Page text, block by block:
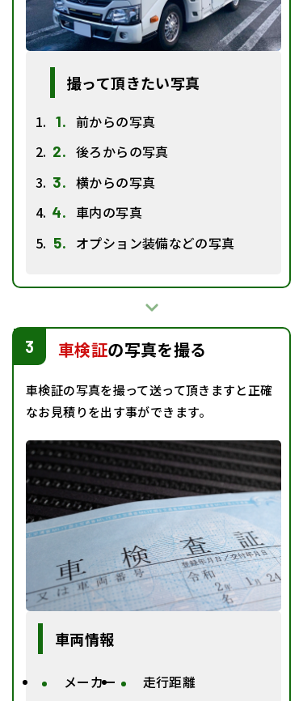
撮って頂きたい写真
前からの写真
後ろからの写真
横からの写真
車内の写真
オプション装備などの写真
3 車検証の写真を撮る
車検証の写真を撮って送って頂きますと正確
なお見積りを出す事ができます。
車両情報
メーカー
走行距離